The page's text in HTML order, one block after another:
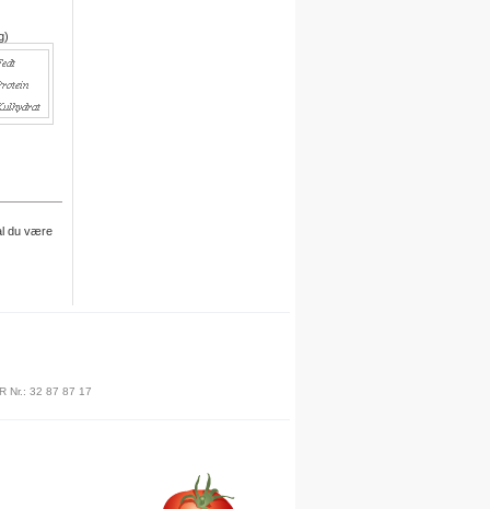
du være
Denne funktion finder du under
Nr.: 32 87 87 17